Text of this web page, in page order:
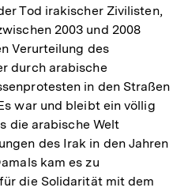
Tod irakischer Zivilisten,
2003 und 2008
Verurteilung des
durch arabische
in den Straßen
war und bleibt ein völlig
die arabische Welt
des Irak in den Jahren
kam es zu
die Solidarität mit dem